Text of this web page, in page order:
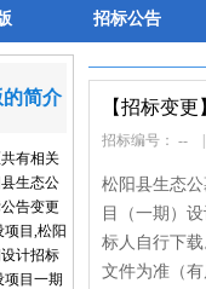
招标公告
简介
有相关
生态公
告变更
目,松阳
计招标
项目一期
【招标变更
招标编号： --
松阳县生态
目（一期）
标人自行下
文件为准（